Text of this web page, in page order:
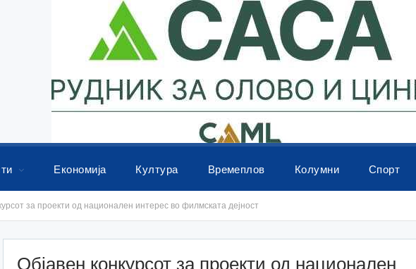
Економија Култура Времеплов Колумни Спорт
за проекти од национален интерес во филмската дејност
Објавен конкурсот за проекти од национален